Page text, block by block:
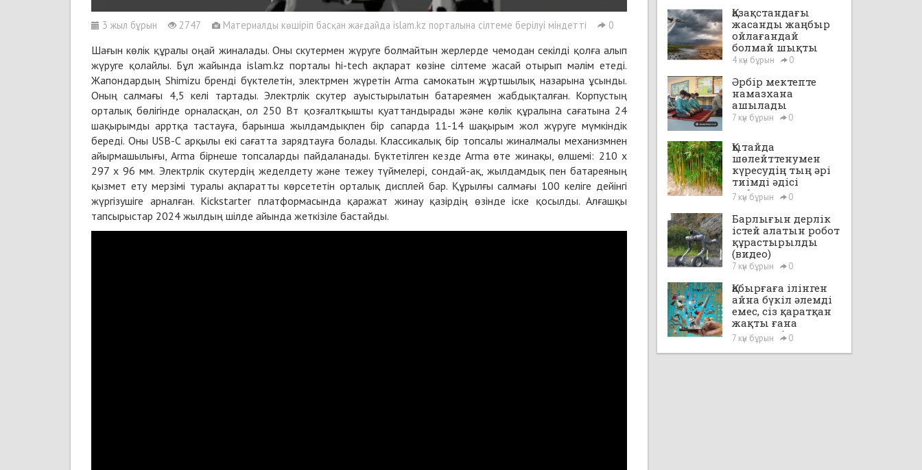
3 жыл бұрын 2747 Материалды көшіріп басқан жағдайда islam.kz порталына сілтеме берілуі міндетті 0
Шағын көлік құралы оңай жиналады. Оны скутермен жүруге болмайтын жерлерде чемодан секілді қолға алып
жүруге қолайлы. Бұл жайында islam.kz порталы hi-tech ақпарат көзіне сілтеме жасай отырып мәлім етеді.
Жапондардың Shimizu бренді бүктелетін, электрмен жүретін Arma самокатын жұртшылық назарына ұсынды.
Оның салмағы 4,5 келі тартады. Электрлік скутер ауыстырылатын батареямен жабдықталған. Корпустың
орталық бөлігінде орналасқан, ол 250 Вт қозғалтқышты қуаттандырады және көлік құралына сағатына 24
шақырымды арртқа тастауға, барынша жылдамдықпен бір сапарда 11-14 шақырым жол жүруге мүмкіндік
береді. Оны USB-C арқылы екі сағатта зарядтауға болады. Классикалық бір топсалы жиналмалы механизмнен
айырмашылығы, Arma бірнеше топсаларды пайдаланады. Бүктетілген кезде Arma өте жинақы, өлшемі: 210 x
297 x 96 мм. Электрлік скутердің жеделдету және тежеу ​​түймелері, сондай-ақ, жылдамдық пен батареяның
қызмет ету мерзімі туралы ақпаратты көрсететін орталық дисплей бар. Құрылғы салмағы 100 келіге дейінгі
жүргізушіге арналған. Kickstarter платформасында қаражат жинау қазірдің өзінде іске қосылды. Алғашқы
тапсырыстар 2024 жылдың шілде айында жеткізіле бастайды.
Қазақстандағы
жасанды жаңбыр
ойлағандай
болмай шықты
4 күн бұрын 0
Әрбір мектепте
намазхана
ашылады
7 күн бұрын 0
Қытайда
шөлейттенумен
күресудің тың әрі
тиімді әдісі
табылды
7 күн бұрын 0
Барлығын дерлік
істей алатын робот
құрастырылды
(видео)
7 күн бұрын 0
Қабырғаға ілінген
айна бүкіл әлемді
емес, сіз қаратқан
жақты ғана
көрсетеді
7 күн бұрын 0